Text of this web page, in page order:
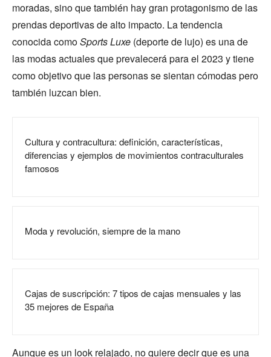
moradas, sino que también hay gran protagonismo de las
prendas deportivas de alto impacto. La tendencia
conocida comoSports Luxe (deporte de lujo) es una de
las modas actuales que prevalecerá para el 2023 y tiene
como objetivo que las personas se sientan cómodas pero
también luzcan bien.
Cultura y contracultura: definición, características,
diferencias y ejemplos de movimientos contraculturales
famosos
Moda y revolución, siempre de la mano
Cajas de suscripción: 7 tipos de cajas mensuales y las
35 mejores de España
Aunque es un look relajado, no quiere decir que es una